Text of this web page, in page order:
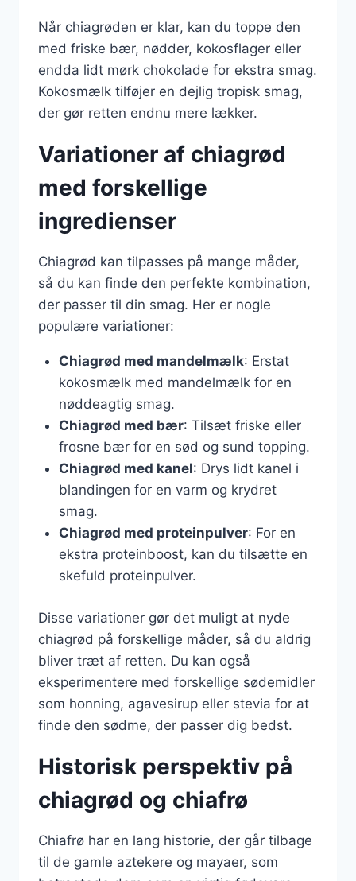
Når chiagrøden er klar, kan du toppe den
med friske bær, nødder, kokosflager eller
endda lidt mørk chokolade for ekstra smag.
Kokosmælk tilføjer en dejlig tropisk smag,
der gør retten endnu mere lækker.
Variationer af chiagrød
med forskellige
ingredienser
Chiagrød kan tilpasses på mange måder,
så du kan finde den perfekte kombination,
der passer til din smag. Her er nogle
populære variationer:
Chiagrød med mandelmælk: Erstat
kokosmælk med mandelmælk for en
nøddeagtig smag.
Chiagrød med bær: Tilsæt friske eller
frosne bær for en sød og sund topping.
Chiagrød med kanel: Drys lidt kanel i
blandingen for en varm og krydret
smag.
Chiagrød med proteinpulver: For en
ekstra proteinboost, kan du tilsætte en
skefuld proteinpulver.
Disse variationer gør det muligt at nyde
chiagrød på forskellige måder, så du aldrig
bliver træt af retten. Du kan også
eksperimentere med forskellige sødemidler
som honning, agavesirup eller stevia for at
finde den sødme, der passer dig bedst.
Historisk perspektiv på
chiagrød og chiafrø
Chiafrø har en lang historie, der går tilbage
til de gamle aztekere og mayaer, som